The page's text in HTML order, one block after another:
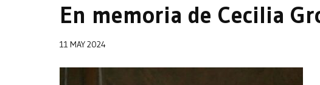
En memoria de Cecilia
11 MAY 2024